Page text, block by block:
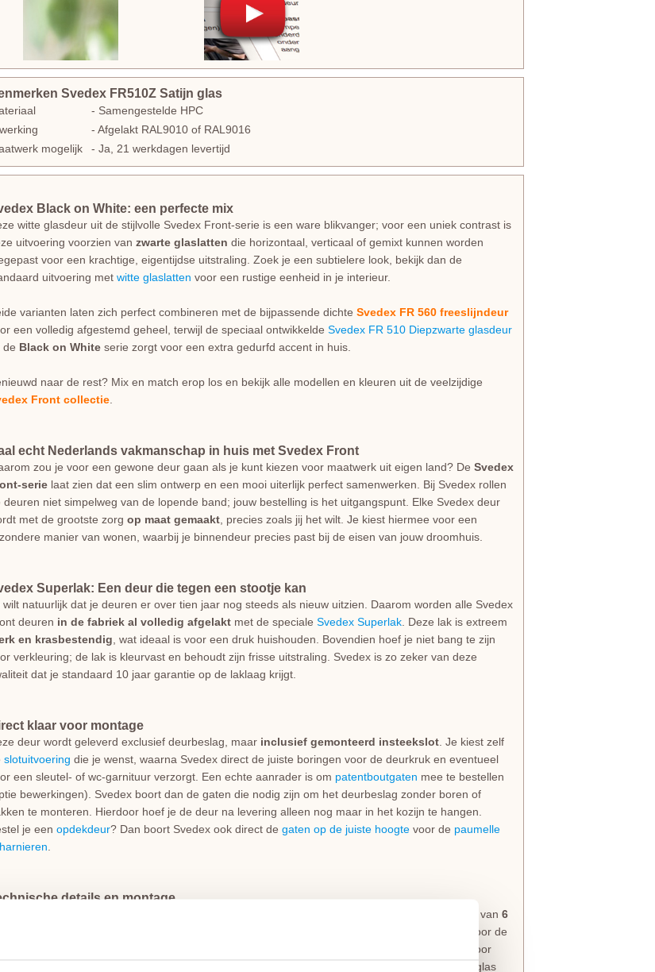
Svedex FR510Z Satijn glas
- Samengestelde HPC
- Afgelakt RAL9010 of RAL9016
mogelijk
- Ja, 21 werkdagen levertijd
Black on White: een perfecte mix
witte glasdeur uit de stijlvolle Svedex Front-serie is een ware blikvanger; voor een uniek contrast is
uitvoering voorzien van zwarte glaslatten die horizontaal, verticaal of gemixt kunnen worden
voor een krachtige, eigentijdse uitstraling. Zoek je een subtielere look, bekijk dan de
uitvoering met witte glaslatten voor een rustige eenheid in je interieur.
varianten laten zich perfect combineren met de bijpassende dichte Svedex FR 560 freeslijndeur
een volledig afgestemd geheel, terwijl de speciaal ontwikkelde Svedex FR 510 Diepzwarte glasdeur
de Black on White serie zorgt voor een extra gedurfd accent in huis.
naar de rest? Mix en match erop los en bekijk alle modellen en kleuren uit de veelzijdige
Front collectie
echt Nederlands vakmanschap in huis met Svedex Front
zou je voor een gewone deur gaan als je kunt kiezen voor maatwerk uit eigen land? De Svedex
serie laat zien dat een slim ontwerp en een mooi uiterlijk perfect samenwerken. Bij Svedex rollen
deuren niet simpelweg van de lopende band; jouw bestelling is het uitgangspunt. Elke Svedex deur
met de grootste zorg op maat gemaakt , precies zoals jij het wilt. Je kiest hiermee voor een
manier van wonen, waarbij je binnendeur precies past bij de eisen van jouw droomhuis.
Superlak: Een deur die tegen een stootje kan
wilt natuurlijk dat je deuren er over tien jaar nog steeds als nieuw uitzien. Daarom worden alle Svedex
deuren in de fabriek al volledig afgelakt met de speciale Svedex Superlak . Deze lak is extreem
en krasbestendig , wat ideaal is voor een druk huishouden. Bovendien hoef je niet bang te zijn
verkleuring; de lak is kleurvast en behoudt zijn frisse uitstraling. Svedex is zo zeker van deze
dat je standaard 10 jaar garantie op de laklaag krijgt.
klaar voor montage
deur wordt geleverd exclusief deurbeslag, maar inclusief gemonteerd insteekslot . Je kiest zelf
slotuitvoering die je wenst, waarna Svedex direct de juiste boringen voor de deurkruk en eventueel
een sleutel- of wc-garnituur verzorgt. Een echte aanrader is om patentboutgaten mee te bestellen
bewerkingen). Svedex boort dan de gaten die nodig zijn om het deurbeslag zonder boren of
te monteren. Hierdoor hoef je de deur na levering alleen nog maar in het kozijn te hangen.
je een opdekdeur? Dan boort Svedex ook direct de gaten op de juiste hoogte voor de paumelle
details en montage
Svedex FR510Z Satijn glasdeur heeft een degelijke dikte van 39 mm en is standaard voorzien van 6
. Dit specifieke model is uitgevoerd met opliggende glaslatten, wat door de
schaduwwerking prachtig wordt geaccentueerd. De moderne uitstraling wordt versterkt door
deurstijlen en dorpels van 110 mm (exclusief glaslatten 29 mm). De roedes op het glas